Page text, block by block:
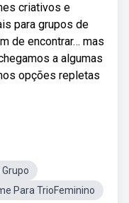
criativos e
para grupos de
de encontrar… mas
a algumas
opções repletas
Para TrioFeminino